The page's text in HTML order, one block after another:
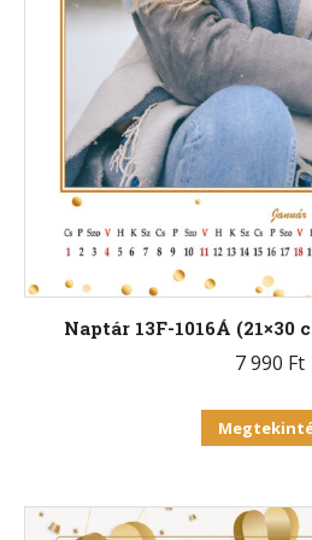
Naptár 13F-1016Á
7 990 Ft